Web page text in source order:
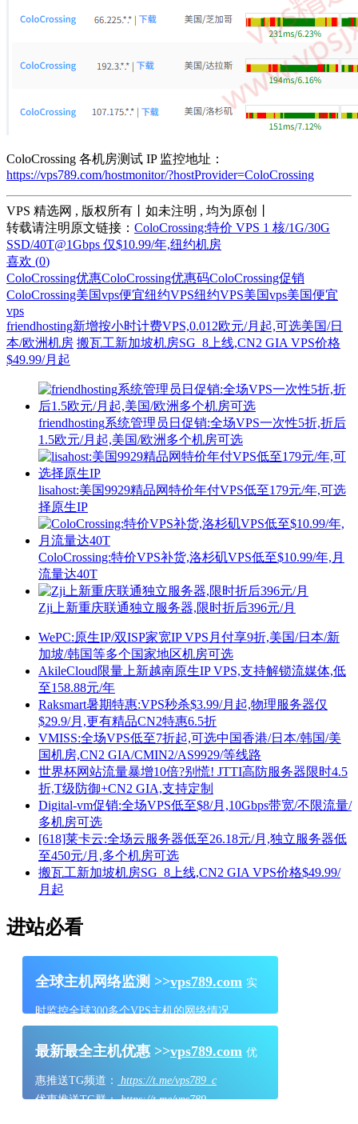
ColoCrossing 各机房测试 IP 监控地址：
https://vps789.com/hostmonitor/?hostProvider=ColoCrossing
VPS 精选网 , 版权所有丨如未注明 , 均为原创丨
转载请注明原文链接： ColoCrossing:特价 VPS 1 核/1G/30G
SSD/40T@1Gbps 仅$10.99/年,纽约机房
喜欢 (0)
ColoCrossing优惠ColoCrossing优惠码ColoCrossing促销
ColoCrossing美国vps便宜纽约VPS纽约VPS美国vps美国便宜
vps
friendhosting新增按小时计费VPS,0.012欧元/月起,可选美国/日
本/欧洲机房 搬瓦工新加坡机房SG_8上线,CN2 GIA VPS价格
$49.99/月起
friendhosting系统管理员日促销:全场VPS一次性5折,折后
1.5欧元/月起,美国/欧洲多个机房可选
lisahost:美国9929精品网特价年付VPS低至179元/年,可选
择原生IP
ColoCrossing:特价VPS补货,洛杉矶VPS低至$10.99/年,月
流量达40T
Zji上新重庆联通独立服务器,限时折后396元/月
WePC:原生IP/双ISP家宽IP VPS月付享9折,美国/日本/新
加坡/韩国等多个国家地区机房可选
AkileCloud限量上新越南原生IP VPS,支持解锁流媒体,低
至158.88元/年
Raksmart暑期特惠:VPS秒杀$3.99/月起,物理服务器仅
$29.9/月,更有精品CN2特惠6.5折
VMISS:全场VPS低至7折起,可选中国香港/日本/韩国/美
国机房,CN2 GIA/CMIN2/AS9929/等线路
世界杯网站流量暴增10倍?别慌! JTTI高防服务器限时4.5
折,T级防御+CN2 GIA,支持定制
Digital-vm促销:全场VPS低至$8/月,10Gbps带宽/不限流量/
多机房可选
[618]莱卡云:全场云服务器低至26.18元/月,独立服务器低
至450元/月,多个机房可选
搬瓦工新加坡机房SG_8上线,CN2 GIA VPS价格$49.99/
月起
进站必看
全球主机网络监测 >>vps789.com 实
时监控全球300多个VPS主机的网络情况
最新最全主机优惠 >>vps789.com 优
惠推送TG频道：
https://t.me/vps789_c
优惠推送TG群：https://t.me/vps789